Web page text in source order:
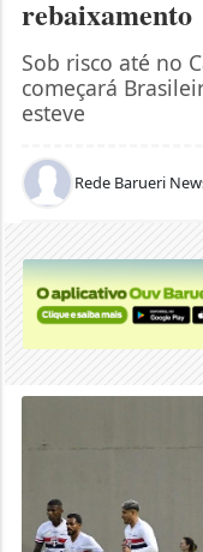
rebaixamento
Sob risco até no
começará
esteve
Rede Barueri